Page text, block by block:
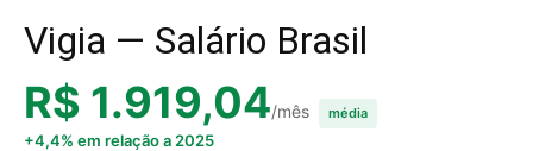
Vigia — Salário Brasil
R$ 1.919,04/mês média
+4,4% em relação a 2025